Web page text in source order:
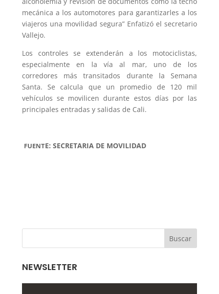
mecánica a los automotores para garantizarles a los
viajeros una movilidad segura” Enfatizó el secretario
Vallejo.
Los controles se extenderán a los motociclistas,
especialmente en la vía al mar, uno de los
corredores más transitados durante la Semana
Santa. Se calcula que un promedio de 120 mil
vehículos se movilicen durante estos días por las
principales entradas y salidas de Cali.
FUENTE: SECRETARIA DE MOVILIDAD
NEWSLETTER